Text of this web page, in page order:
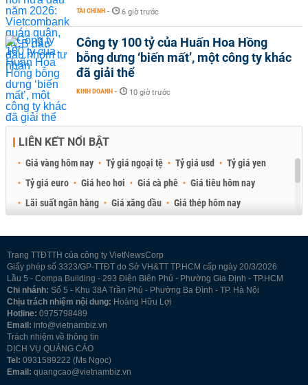
TÀI CHÍNH - 6 giờ trước
Công ty 100 tỷ của Huấn Hoa Hồng
bỗng dưng ‘biến mất’, một công ty khác
đã giải thể
KINH DOANH - 10 giờ trước
LIÊN KẾT NỔI BẬT
Giá vàng hôm nay Tỷ giá ngoại tệ Tỷ giá usd
Tỷ giá yen
Tỷ giá euro
Giá heo hơi Giá cà phê
Giá tiêu hôm nay
Lãi suất ngân hàng
Giá xăng dầu
Giá thép hôm nay
Trang TTĐTTH của công ty VietNewsCorp
Giấy phép số 3323/GP-TTĐT do Sở VH&TT TP.HCM cấp ngày 20/3/2026
Lầu 5 - Compa Building - 293 Điện Biên Phủ - Phường Gia Định - TP.HCM
Chi nhánh: Số 5 - Khu 38A Trần Phú - Phường Ba Đình - TP. Hà Nội
Chịu trách nhiệm nội dung: Hoàng Hữu Lợi
Hotline: 0975798489
Email: info@vietnambiz.vn
Trách nhiệm về thông tin
DỊCH VỤ QUẢNG CÁO
Tel: 0931589222 (Ms Ngọc)
Email: quangcao@vietnambiz.vn